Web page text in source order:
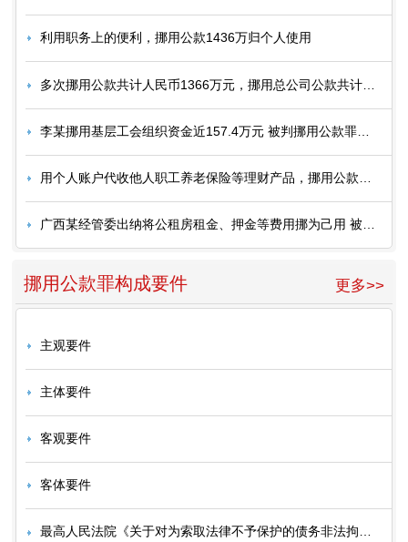
利用职务上的便利，挪用公款1436万归个人使用
更多>>
挪用公款罪构成要件
主观要件
主体要件
客观要件
客体要件
最高人民法院《关于对为索取法律不予保护的债务非法拘禁他人行为如何定罪问题的解释》（2000．7．13法释〔2000〕19号）